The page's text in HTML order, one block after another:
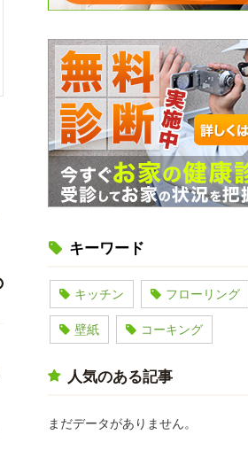
キーワード
キッチン フローリング
壁紙 コーキング
人気のある記事
まだデータがありません。